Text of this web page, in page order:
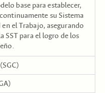
base para establecer,
su Sistema
el Trabajo, asegurando
SST para el logro de los